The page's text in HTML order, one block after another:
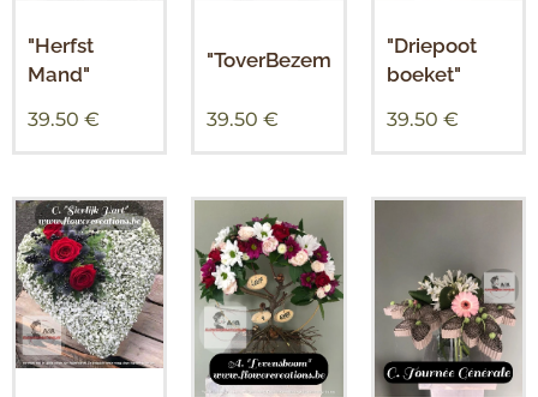
"Herfst
Mand"
39.50 €
"ToverBezem
39.50 €
"Driepoot
boeket"
39.50 €